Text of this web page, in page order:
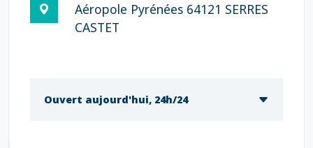
Aéropole Pyrénées 64121 SERRES
CASTET
Ouvert aujourd'hui, 24h/24